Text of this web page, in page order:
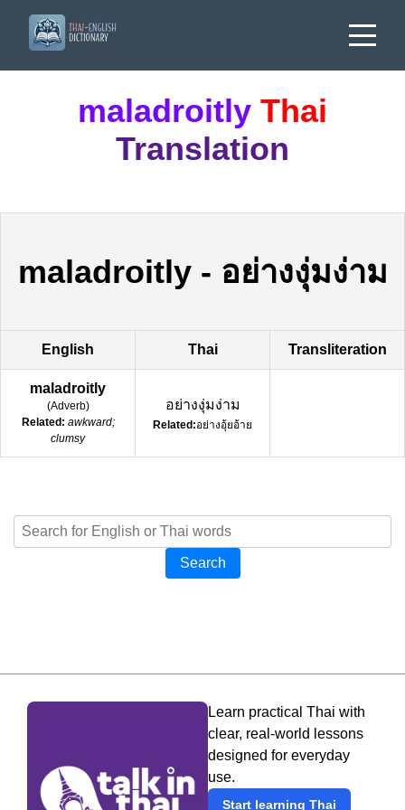
maladroitly Thai
Translation
maladroitly- อย่างงุ่มง่าม
English Thai Transliteration
maladroitly
(Adverb)
Related: awkward;
clumsy
อย่างงุ่มง่าม
Related:อย่างอุ้ยอ้าย
Search
Learn practical Thai with
clear, real-world lessons
designed for everyday
use.
Start learning Thai